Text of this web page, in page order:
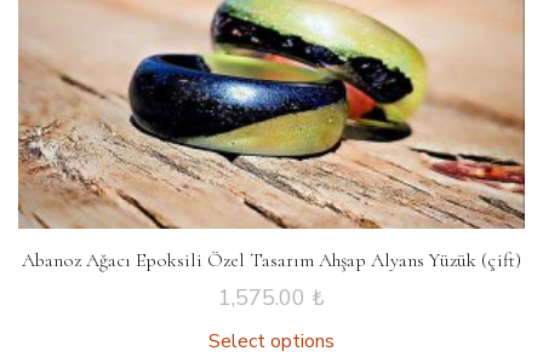
Abanoz Ağacı Epoksili Özel Tasarım Ahşap Alyans Yüzük (çift)
1,575.00 ₺
Select options